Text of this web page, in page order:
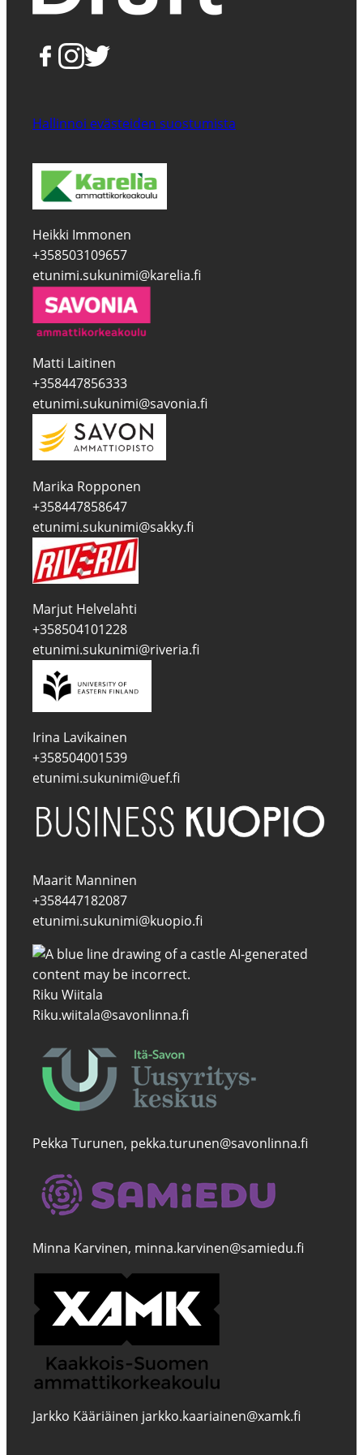
Hallinnoi evästeiden suostumista
Heikki Immonen
+358503109657
etunimi.sukunimi@karelia.fi
Matti Laitinen
+358447856333
etunimi.sukunimi@savonia.fi
Marika Ropponen
+358447858647
etunimi.sukunimi@sakky.fi
Marjut Helvelahti
+358504101228
etunimi.sukunimi@riveria.fi
Irina Lavikainen
+358504001539
etunimi.sukunimi@uef.fi
Maarit Manninen
+358447182087
etunimi.sukunimi@kuopio.fi
Riku Wiitala
Riku.wiitala@savonlinna.fi
Pekka Turunen, pekka.turunen@savonlinna.fi
Minna Karvinen, minna.karvinen@samiedu.fi
Jarkko Kääriäinen jarkko.kaariainen@xamk.fi